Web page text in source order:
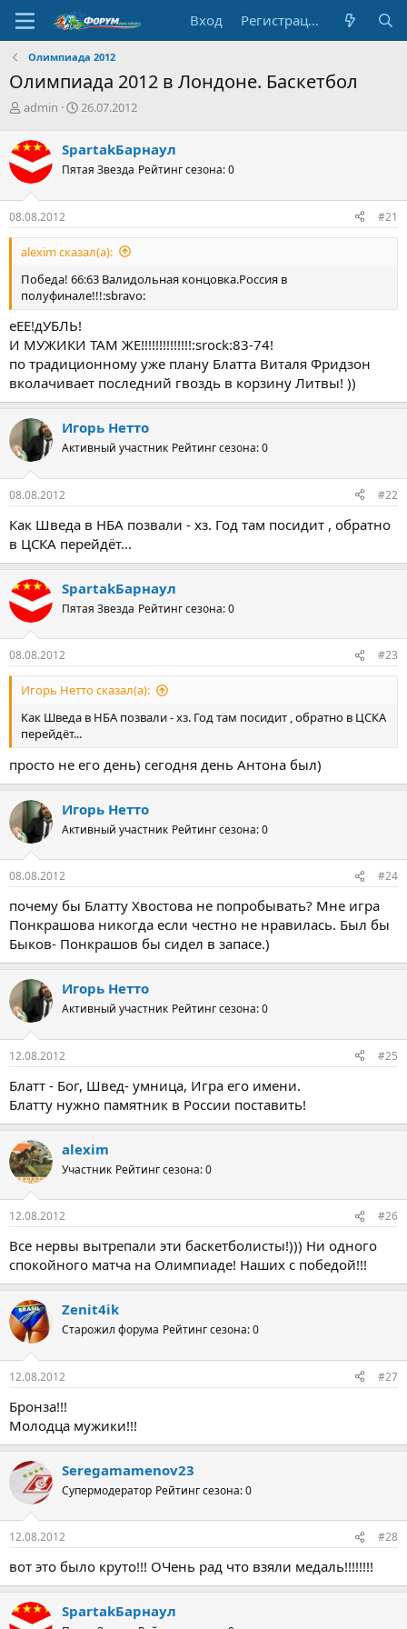
Вход Регистрация
Олимпиада 2012
Олимпиада 2012 в Лондоне. Баскетбол
А
т
о
р
т
е
м
ы
admin
Д
а
н
ч
л
а
26.07.2012
SpartakБарнаул
Пятая Звезда Рейтинг сезона: 0
08.08.2012 #21
alexim сказал(а):
Победа! 66:63 Валидольная концовка.Россия в
полуфинале!!!:sbravo:
еЕЕ!дУБЛЬ!
И МУЖИКИ ТАМ ЖЕ!!!!!!!!!!!!!!:srock:83-74!
по традиционному уже плану Блатта Виталя Фридзон
вколачивает последний гвоздь в корзину Литвы! ))
Игорь Нетто
Активный участник Рейтинг сезона: 0
08.08.2012 #22
Как Шведа в НБА позвали - хз. Год там посидит , обратно
в ЦСКА перейдёт...
SpartakБарнаул
Пятая Звезда Рейтинг сезона: 0
08.08.2012 #23
Игорь Нетто сказал(а):
Как Шведа в НБА позвали - хз. Год там посидит , обратно в ЦСКА
перейдёт...
просто не его день) сегодня день Антона был)
Игорь Нетто
Активный участник Рейтинг сезона: 0
08.08.2012 #24
почему бы Блатту Хвостова не попробывать? Мне игра
Понкрашова никогда если честно не нравилась. Был бы
Быков- Понкрашов бы сидел в запасе.)
Игорь Нетто
Активный участник Рейтинг сезона: 0
12.08.2012 #25
Блатт - Бог, Швед- умница, Игра его имени.
Блатту нужно памятник в России поставить!
alexim
Участник Рейтинг сезона: 0
12.08.2012 #26
Все нервы вытрепали эти баскетболисты!))) Ни одного
спокойного матча на Олимпиаде! Наших с победой!!!
Zenit4ik
Старожил форума Рейтинг сезона: 0
12.08.2012 #27
Бронза!!!
Молодца мужики!!!
Seregamamenov23
Супермодератор Рейтинг сезона: 0
12.08.2012 #28
вот это было круто!!! ОЧень рад что взяли медаль!!!!!!!!
SpartakБарнаул